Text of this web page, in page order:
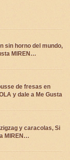
sin horno del mundo,
MIREN…
de fresas en
y dale a Me Gusta
y caracolas, Si
MIREN…